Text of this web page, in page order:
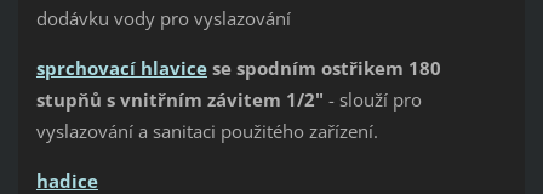
dodávku vody pro vyslazování
sprchovací hlavicese spodním ostřikem 180
stupňů s vnitřním závitem 1/2" - slouží pro
vyslazování a sanitaci použitého zařízení.
hadice